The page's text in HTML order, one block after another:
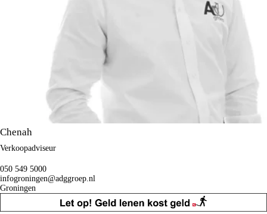
Chenah
Verkoopadviseur
050 549 5000
infogroningen@adggroep.nl
Groningen